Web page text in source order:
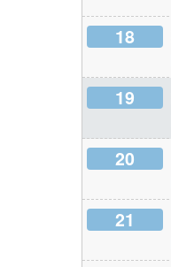
18
19
20
21